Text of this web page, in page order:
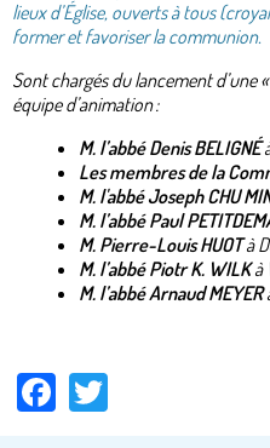
lieux d’Église, ouverts à tous
former et favoriser la communion.
Sont chargés du lancement d’une
équipe d’animation :
M. l’abbé Denis BELIGNÉ
Les membres de la
M. l'abbé Joseph CHU
M. l’abbé Paul
M. Pierre-Louis HUOTà
M. l’abbé Piotr K. WILKà
M. l’abbé Arnaud MEYER
Facebook